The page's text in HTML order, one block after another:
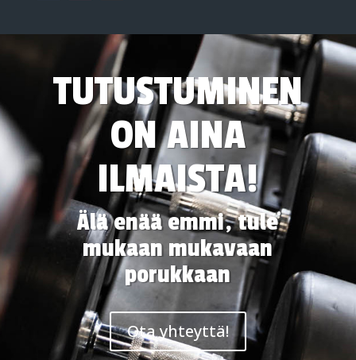
TUTUSTUMINEN
ON AINA
ILMAISTA!
Älä enää emmi, tule
mukaan mukavaan
porukkaan
Ota yhteyttä!